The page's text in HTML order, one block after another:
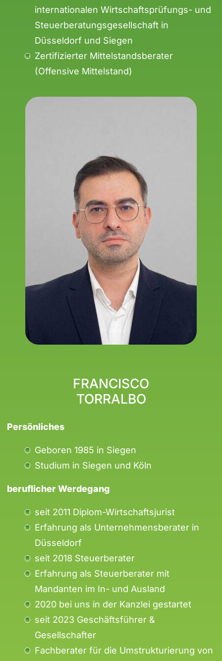
internationalen Wirtschaftsprüfungs- und
Steuerberatungsgesellschaft in
Düsseldorf und Siegen
Zertifizierter Mittelstandsberater
(Offensive Mittelstand)
FRANCISCO
TORRALBO
Persönliches
Geboren 1985 in Siegen
Studium in Siegen und Köln
beruflicher Werdegang
seit 2011 Diplom-Wirtschaftsjurist
Erfahrung als Unternehmensberater in
Düsseldorf
seit 2018 Steuerberater
Erfahrung als Steuerberater mit
Mandanten im In- und Ausland
2020 bei uns in der Kanzlei gestartet
seit 2023 Geschäftsführer &
Gesellschafter
Fachberater für die Umstrukturierung von